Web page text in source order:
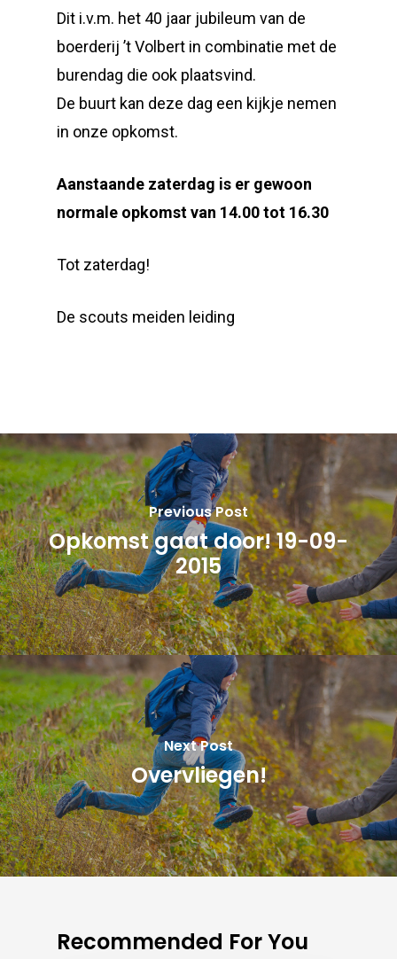
Dit i.v.m. het 40 jaar jubileum van de
boerderij ’t Volbert in combinatie met de
burendag die ook plaatsvind.
De buurt kan deze dag een kijkje nemen
in onze opkomst.
Aanstaande zaterdag is er gewoon
normale opkomst van 14.00 tot 16.30
Tot zaterdag!
De scouts meiden leiding
Previous Post
Opkomst gaat door! 19-09-
2015
Next Post
Overvliegen!
Recommended For You